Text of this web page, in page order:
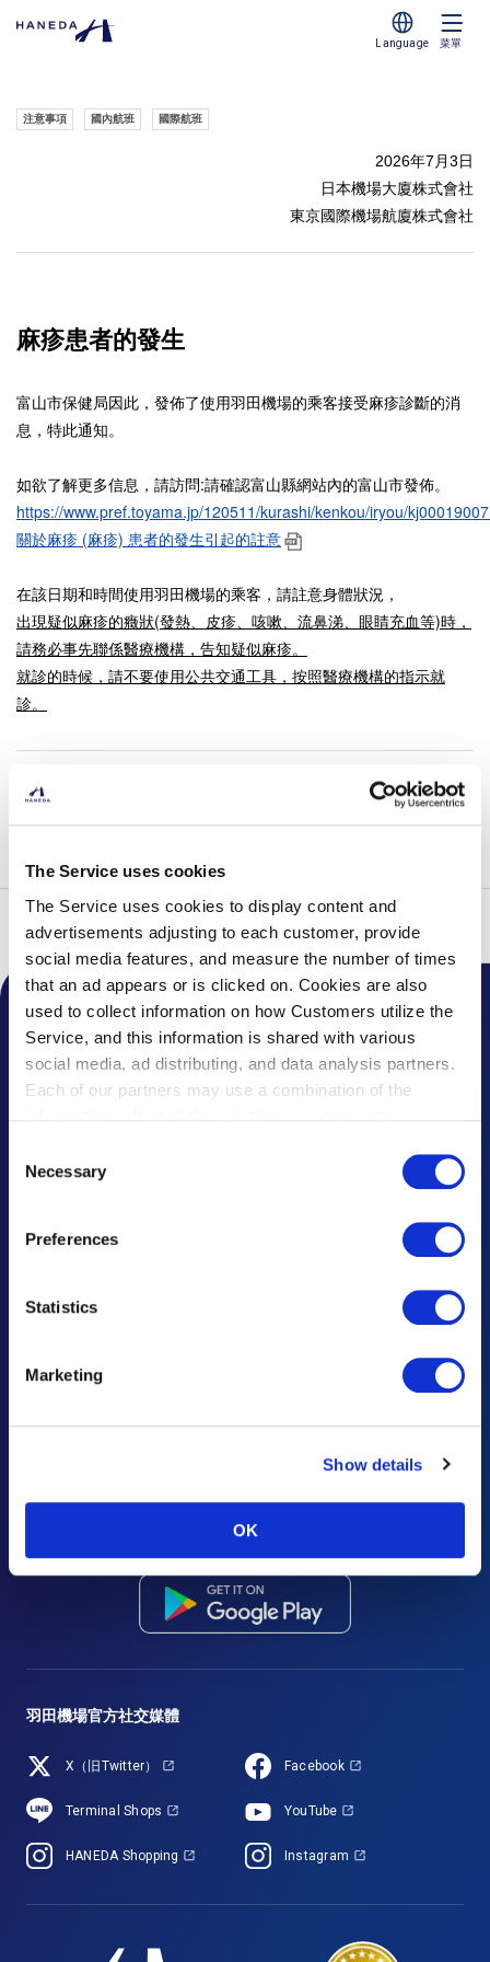
The Service uses cookies
The Service uses cookies to display content and
advertisements adjusting to each customer, provide
social media features, and measure the number of times
that an ad appears or is clicked on. Cookies are also
used to collect information on how Customers utilize the
Service, and this information is shared with various
social media, ad distributing, and data analysis partners.
Each of our partners may use a combination of the
well as other information collected by our partners when
Please see
Selection
Necessary
Preferences
Statistics
Marketing
Show details
OK
Language 菜單
注意事項 國內航班 國際航班
2026年7月3日
日本機場大廈株式會社
東京國際機場航廈株式會社
麻疹患者的發生
富山市保健局因此，發佈了使用羽田機場的乘客接受麻疹診斷的消
息，特此通知。
如欲了解更多信息，請訪問:請確認富山縣網站內的富山市發佈。
https://www.pref.toyama.jp/120511/kurashi/kenkou/iryou/
關於麻疹 (麻疹) 患者的發生引起的註意
在該日期和時間使用羽田機場的乘客，請註意身體狀況，
出現疑似麻疹的癥狀(發熱、皮疹、咳嗽、流鼻涕、眼睛充血等)時，
請務必事先聯係醫療機構，告知疑似麻疹。
就診的時候，請不要使用公共交通工具，按照醫療機構的指示就
診。
返回清單
頁首 機場公告 2026年 麻疹患者的發生
最新消息
關於遺失物品
重要公告及規定
場的逗留時間，盡情享受充實旅程。
羽田機場官方社交媒體
X（旧Twitter） Facebook
Terminal Shops YouTube
HANEDA Shopping Instagram